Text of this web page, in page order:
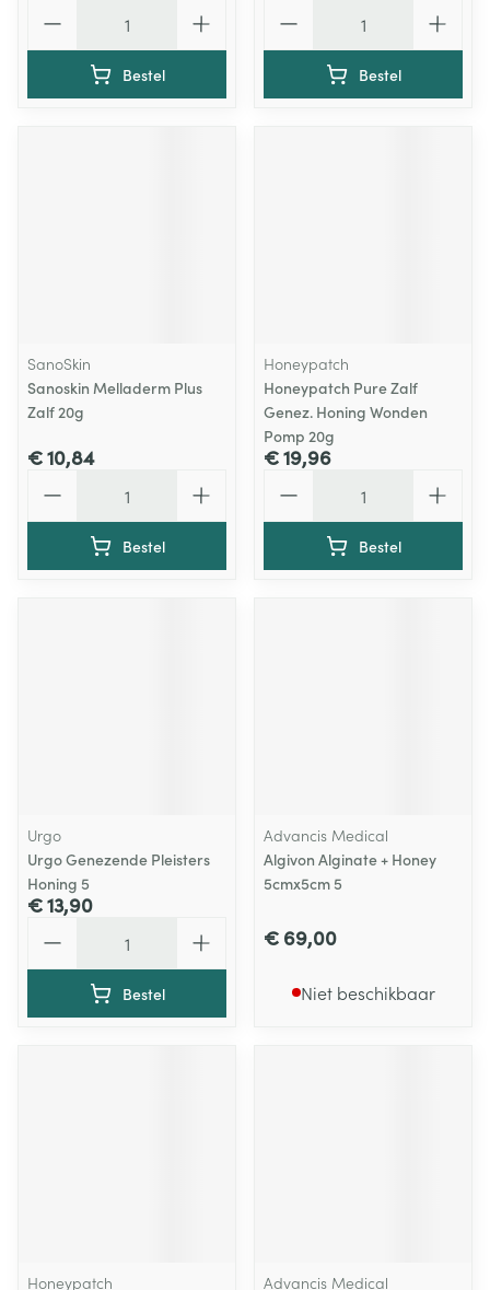
Bestel Bestel
SanoSkin
Sanoskin Melladerm Plus
Zalf 20g
€ 10,84
Bestel
Honeypatch
Honeypatch Pure Zalf
Genez. Honing Wonden
Pomp 20g
€ 19,96
Bestel
Urgo
Urgo Genezende Pleisters
Honing 5
€ 13,90
Bestel
Advancis Medical
Algivon Alginate + Honey
5cmx5cm 5
€ 69,00
Niet beschikbaar
Honeypatch Advancis Medical